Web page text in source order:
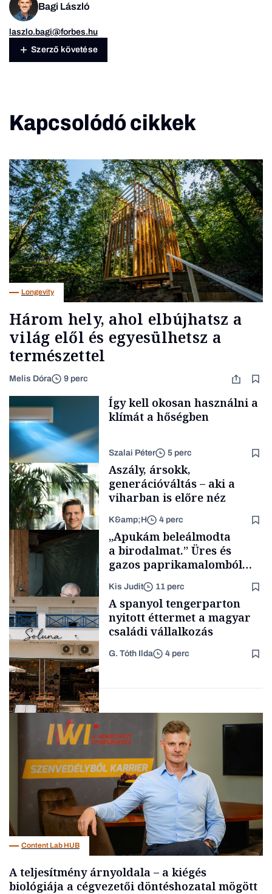
Bagi László
laszlo.bagi@forbes.hu
Szerző követése
Kapcsolódó cikkek
Longevity
Három hely, ahol elbújhatsz a
világ elől és egyesülhetsz a
természettel
Melis Dóra 9 perc
Tech
Így kell okosan használni a
klímát a hőségben
Szalai Péter 5 perc
TÁMOGATÓI
Aszály, ársokk,
generációváltás – aki a
viharban is előre néz
K&amp;H 4 perc
Családi
vállalkozások
„Apukám beleálmodta
a birodalmat.” Üres és
gazos paprikamalomból
fűszersztori
Kis Judit 11 perc
A spanyol tengerparton
nyitott éttermet a magyar
családi vállalkozás
G. Tóth Ilda 4 perc
Content Lab HUB
A teljesítmény árnyoldala – a kiégés
biológiája a cégvezetői döntéshozatal mögött